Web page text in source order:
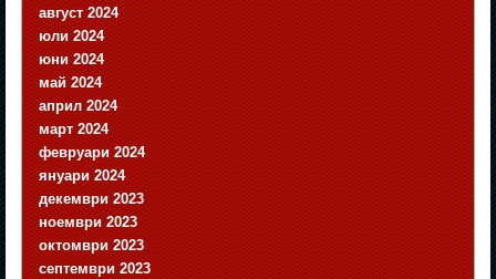
август 2024
юли 2024
юни 2024
май 2024
април 2024
март 2024
февруари 2024
януари 2024
декември 2023
ноември 2023
октомври 2023
септември 2023